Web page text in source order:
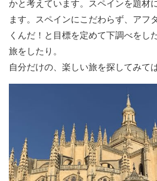
かと考えています。スペインを題材
ます。スペインにこだわらず、アフ
くんだ！と目標を定めて下調べをし
旅をしたり。
自分だけの、楽しい旅を探してみて